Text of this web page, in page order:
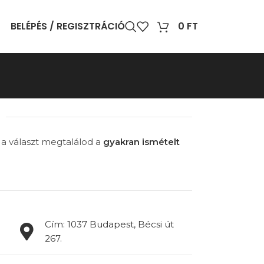
BELÉPÉS / REGISZTRÁCIÓ 0 FT
választ megtalálod a gyakran ismételt
Cím: 1037 Budapest, Bécsi út
267.